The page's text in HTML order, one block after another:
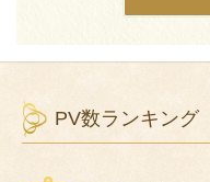
PV数ランキング